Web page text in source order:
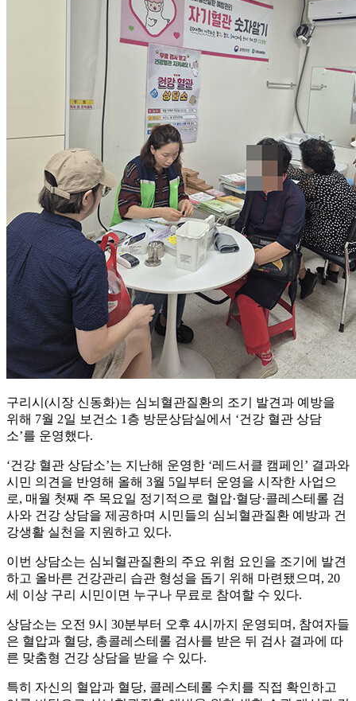
구리시(시장 신동화)는 심뇌혈관질환의 조기 발견과 예방을
위해 7월 2일 보건소 1층 방문상담실에서 ‘건강 혈관 상담
소’를 운영했다.
‘건강 혈관 상담소’는 지난해 운영한 ‘레드서클 캠페인’ 결과와
시민 의견을 반영해 올해 3월 5일부터 운영을 시작한 사업으
로, 매월 첫째 주 목요일 정기적으로 혈압·혈당·콜레스테롤 검
사와 건강 상담을 제공하며 시민들의 심뇌혈관질환 예방과 건
강생활 실천을 지원하고 있다.
이번 상담소는 심뇌혈관질환의 주요 위험 요인을 조기에 발견
하고 올바른 건강관리 습관 형성을 돕기 위해 마련됐으며, 20
세 이상 구리 시민이면 누구나 무료로 참여할 수 있다.
상담소는 오전 9시 30분부터 오후 4시까지 운영되며, 참여자들
은 혈압과 혈당, 총콜레스테롤 검사를 받은 뒤 검사 결과에 따
른 맞춤형 건강 상담을 받을 수 있다.
특히 자신의 혈압과 혈당, 콜레스테롤 수치를 직접 확인하고